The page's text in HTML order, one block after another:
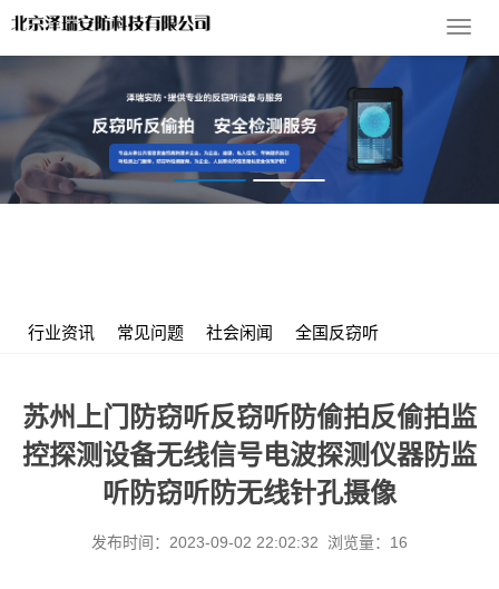
导
菜
行业资讯 常见问题 社会闲闻 全国反窃听
苏州上门防窃听反窃听防偷拍反偷拍监
控探测设备无线信号电波探测仪器防监
听防窃听防无线针孔摄像
发布时间：2023-09-02 22:02:32 浏览量：16